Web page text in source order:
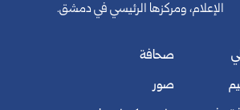
الإعلام، ومركزها الرئيسي في دمشق.
صحافة
صور